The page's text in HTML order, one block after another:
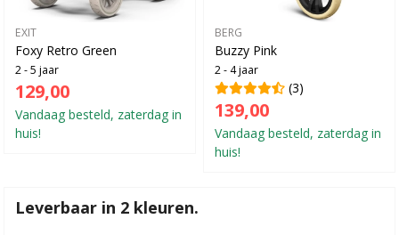
EXIT
Foxy Retro Green
2 - 5 jaar
129,00
Vandaag besteld, zaterdag in
huis!
BERG
Buzzy Pink
2 - 4 jaar
(3)
139,00
Vandaag besteld, zaterdag in
huis!
Leverbaar in 2 kleuren.